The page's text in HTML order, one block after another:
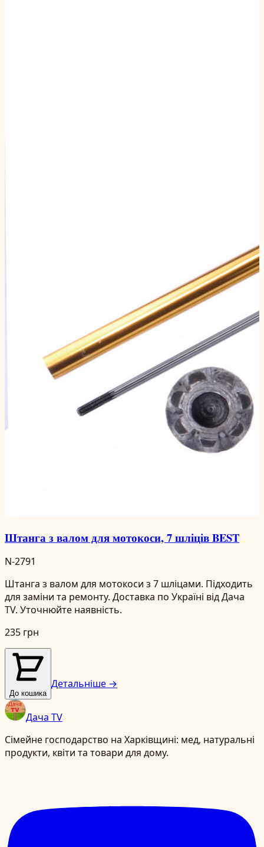
Штанга з валом для мотокоси, 7 шліців BEST
N-2791
Штанга з валом для мотокоси з 7 шліцами. Підходить
для заміни та ремонту. Доставка по Україні від Дача
TV. Уточнюйте наявність.
235 грн
До кошика
Детальніше →
Дача TV
Сімейне господарство на Харківщині: мед, натуральні
продукти, квіти та товари для дому.